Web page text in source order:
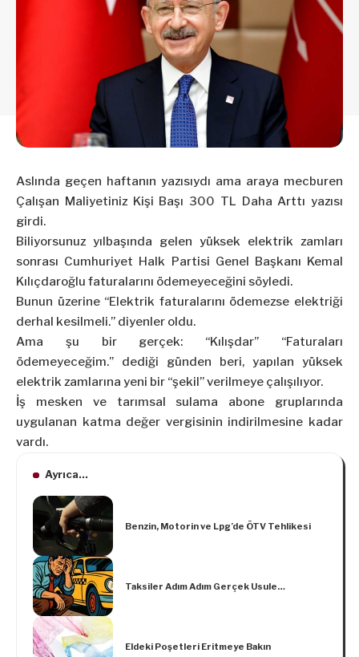
Aslında geçen haftanın yazısıydı ama araya mecburen
Çalışan Maliyetiniz Kişi Başı 300 TL Daha Arttı yazısı
girdi.
Biliyorsunuz yılbaşında gelen yüksek elektrik zamları
sonrası Cumhuriyet Halk Partisi Genel Başkanı Kemal
Kılıçdaroğlu faturalarını ödemeyeceğini söyledi.
Bunun üzerine “Elektrik faturalarını ödemezse elektriği
derhal kesilmeli.” diyenler oldu.
Ama şu bir gerçek: “Kılışdar” “Faturaları
ödemeyeceğim.” dediği günden beri, yapılan yüksek
elektrik zamlarına yeni bir “şekil” verilmeye çalışılıyor.
İş mesken ve tarımsal sulama abone gruplarında
uygulanan katma değer vergisinin indirilmesine kadar
vardı.
Ayrıca...
Benzin, Motorin ve Lpg’de ÖTV Tehlikesi
Taksiler Adım Adım Gerçek Usule…
Eldeki Poşetleri Eritmeye Bakın